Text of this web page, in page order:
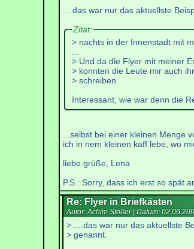
....das war nur das aktuellste
Zitat:
> nachts in der Innenstadt mit
> Und da die Flyer mit meiner
> konnten die Leute mir auch
> schreiben.
Interessant, wie war denn die
...selbst bei einer kleinen Menge
ich in nem kleinen kaff lebe, wo
liebe grüße, Lena
P.S.: Sorry, dass ich erst so spät
Re: Flyer in Briefkästen
Autor: Achim Stößer | Datum:
> ....das war nur das aktuellste
> genannt.